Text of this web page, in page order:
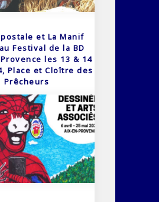
et La Manif
Festival de la BD
les 13 & 14
Place et Cloître des
Prêcheurs